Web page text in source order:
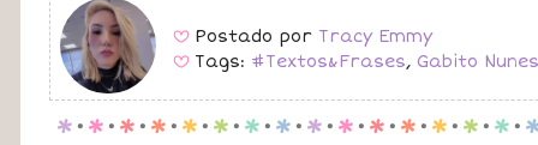
B Postado por Tracy Emmy
B Tags: #Textos&Frases, Gabito Nunes
p . p . p . p . p . p . p . p . p . p . p . p . p . p . p .